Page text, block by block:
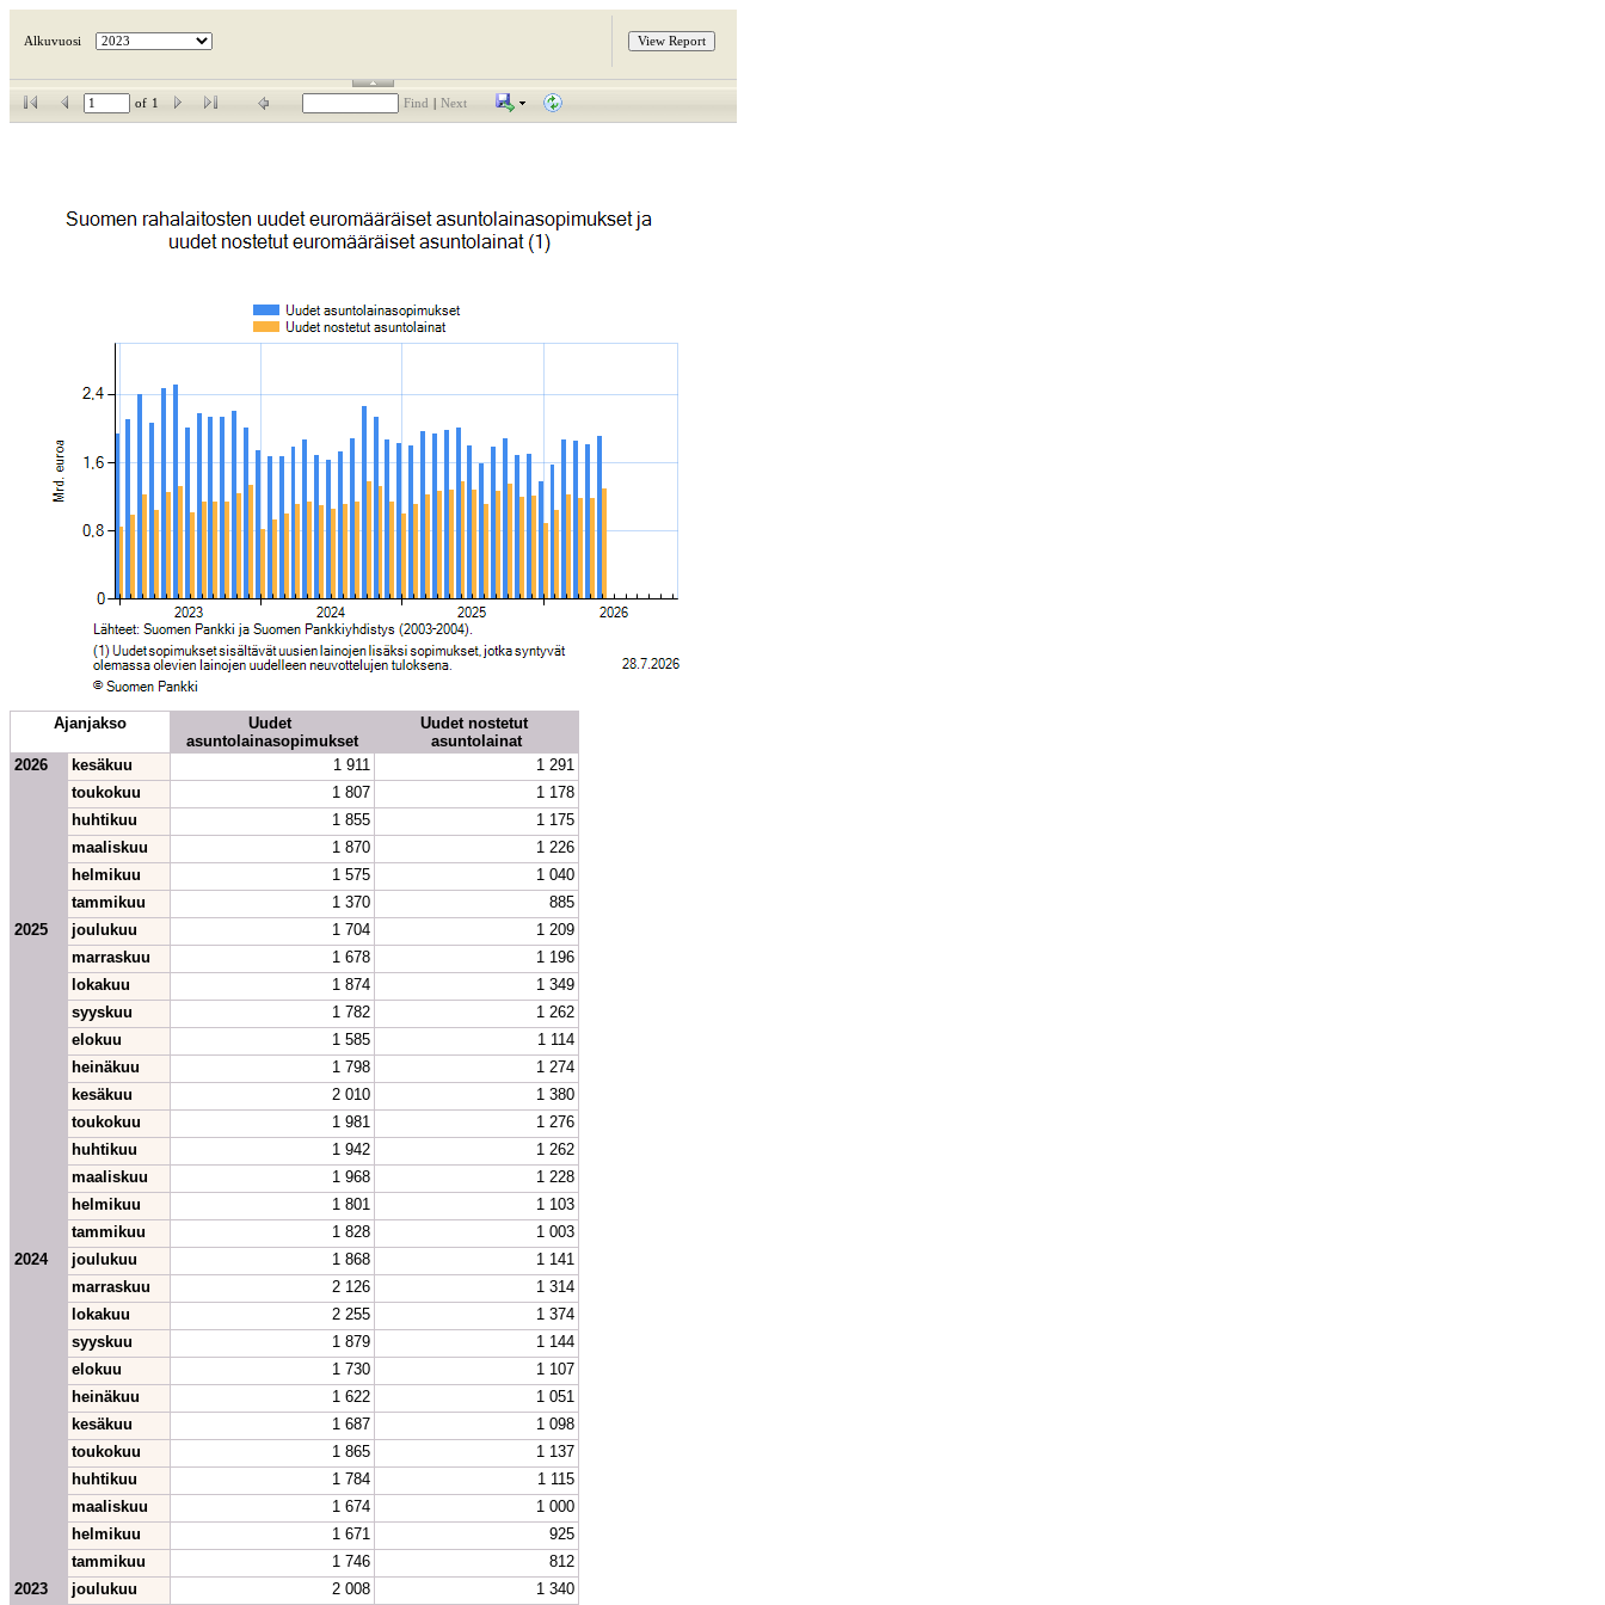
Alkuvuosi
of 1 Find Next
Ajanjakso
Uudet
asuntolainasopimukset
Uudet nostetut
asuntolainat
2026
kesäkuu 1 911
1 291
toukokuu
1 807
1 178
huhtikuu
1 855
1 175
maaliskuu
1 870
1 226
helmikuu
1 575
1 040
tammikuu
1 370
885
2025
joulukuu 1 704
1 209
marraskuu
1 678
1 196
lokakuu
1 874
1 349
syyskuu
1 782
1 262
elokuu
1 585
1 114
heinäkuu
1 798
1 274
kesäkuu
2 010
1 380
toukokuu
1 981
1 276
huhtikuu
1 942
1 262
maaliskuu
1 968
1 228
helmikuu
1 801
1 103
tammikuu
1 828
1 003
2024
joulukuu 1 868
1 141
marraskuu
2 126
1 314
lokakuu
2 255
1 374
syyskuu
1 879
1 144
elokuu
1 730
1 107
heinäkuu
1 622
1 051
kesäkuu
1 687
1 098
toukokuu
1 865
1 137
huhtikuu
1 784
1 115
maaliskuu
1 674
1 000
helmikuu
1 671
925
tammikuu
1 746
812
2023
joulukuu 2 008 1 340